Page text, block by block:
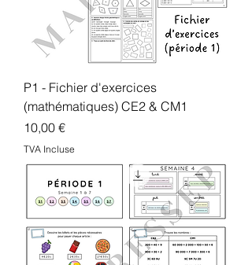
P1 - Fichier d'exercices
(mathématiques) CE2 & CM1
Prix
10,00 €
TVA Incluse